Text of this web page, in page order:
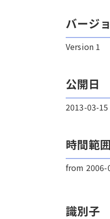
バージ
Version 1
公開日
2013-03-15
時間範囲
from 2006-
識別子